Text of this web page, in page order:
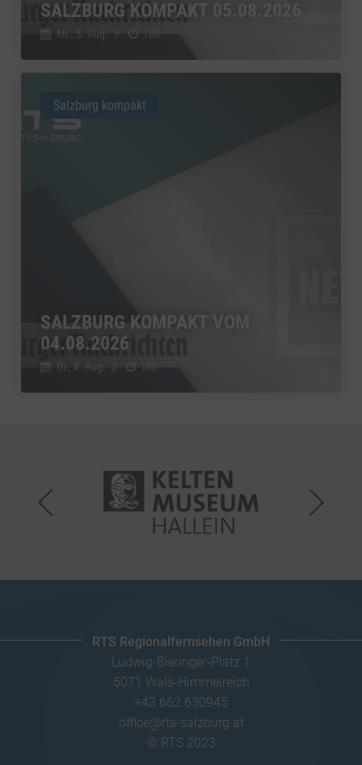
SALZBURG KOMPAKT 05.08.2026
Mi., 5. Aug. // 180
SALZBURG KOMPAKT VOM
04.08.2026
Di., 4. Aug. // 180
Salzburg kompakt
RTS Regionalfernsehen GmbH
Ludwig-Bieringer-Platz 1
5071 Wals-Himmelreich
+43 662 630945
office@rts-salzburg.at
© RTS 2023